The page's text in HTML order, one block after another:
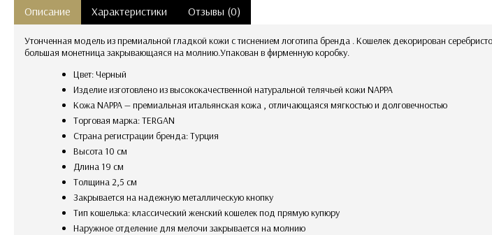
Описание Характеристики Отзывы (0)
Утонченная модель из премиальной гладкой кожи с тиснением логотипа бренда . Кошелек декорирован
большая монетница закрывающаяся на молнию.Упакован в фирменную коробку.
Цвет: Черный
Изделие изготовлено из высококачественной натуральной телячьей кожи NAPPA
Кожа NAPPA — премиальная итальянская кожа , отличающаяся мягкостью и долговечностью
Торговая марка: TERGAN
Страна регистрации бренда: Турция
Высота 10 см
Длина 19 см
Толщина 2,5 см
закрывается на надежную металлическую кнопку
Тип кошелька: классический женский кошелек под прямую купюру
наружное отделение для мелочи закрывается на молнию